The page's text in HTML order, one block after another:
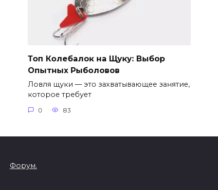
Топ Колебалок на Щуку: Выбор
Опытных Рыболовов
Ловля щуки — это захватывающее занятие,
которое требует
0 83
Форум.